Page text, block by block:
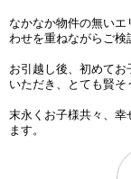
なかなか物件の無い
わせを重ねながらご検
お引越し後、初めて
いただき、とても賢そ
末永くお子様共々、幸
ます。